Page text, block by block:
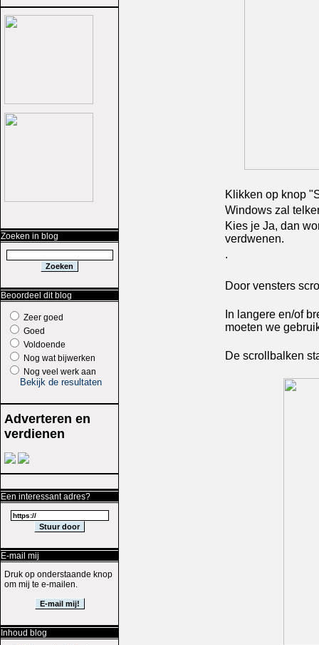
Zoeken in blog
Beoordeel dit blog
Zeer goed
Goed
Voldoende
Nog wat bijwerken
Nog veel werk aan
Bekijk de resultaten
Adverteren en
verdienen
Een interessant adres?
E-mail mij
Druk op onderstaande knop
om mij te e-mailen.
Inhoud blog
Klikken op knop
Windows zal
Kies je Ja, dan
verdwenen.
.
Door vensters
In langere en/of
moeten we
De scrollbalken